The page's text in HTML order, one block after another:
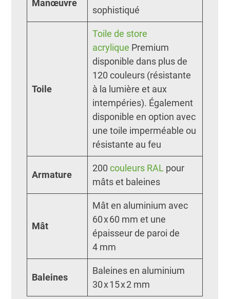
Manœuvre
sophistiqué
Toile
Toile de store
acrylique Premium
disponible dans plus de
120 couleurs (résistante
à la lumière et aux
intempéries). Également
disponible en option avec
une toile imperméable ou
résistante au feu
Armature
200couleurs RAL pour
mâts et baleines
Mât
Mât en aluminium avec
60 x 60 mm et une
épaisseur de paroi de
4 mm
Baleines
Baleines en aluminium
30 x 15 x 2 mm